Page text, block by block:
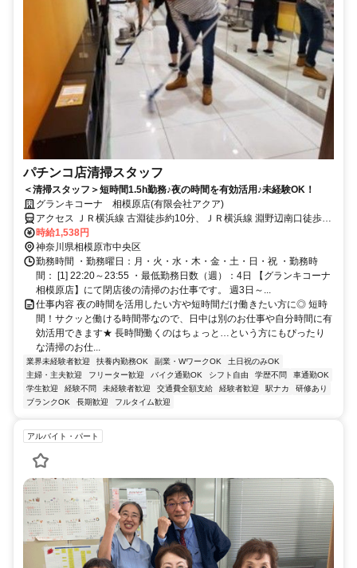
パチンコ店清掃スタッフ
＜清掃スタッフ＞短時間1.5h勤務♪夜の時間を有効活用♪未経験OK！
グランキコーナ 相模原店(有限会社アクア)
アクセス ＪＲ横浜線 古淵徒歩約10分、ＪＲ横浜線 淵野辺南口徒歩約
31分、ＪＲ横浜線/ＪＲ根岸線 矢部南口徒歩約43分
時給1,538円
神奈川県相模原市中央区
勤務時間 ・勤務曜日：月・火・水・木・金・土・日・祝 ・勤務時
間： [1] 22:20～23:55 ・最低勤務日数（週）：4日 【グランキコーナ
相模原店】にて閉店後の清掃のお仕事です。 週3日～...
仕事内容 夜の時間を活用したい方や短時間だけ働きたい方に◎ 短時
間！サクッと働ける時間帯なので、日中は別のお仕事や自分時間に有
効活用できます★ 長時間働くのはちょっと…という方にもぴったり
な清掃のお仕...
業界未経験者歓迎 扶養内勤務OK 副業・WワークOK
土日祝のみOK
主婦・主夫歓迎
フリーター歓迎 バイク通勤OK シフト自由 学歴不問
車通勤OK
学生歓迎
経験不問 未経験者歓迎 交通費全額支給 経験者歓迎 駅ナカ
研修あり
ブランクOK
長期歓迎 フルタイム歓迎
アルバイト・パート